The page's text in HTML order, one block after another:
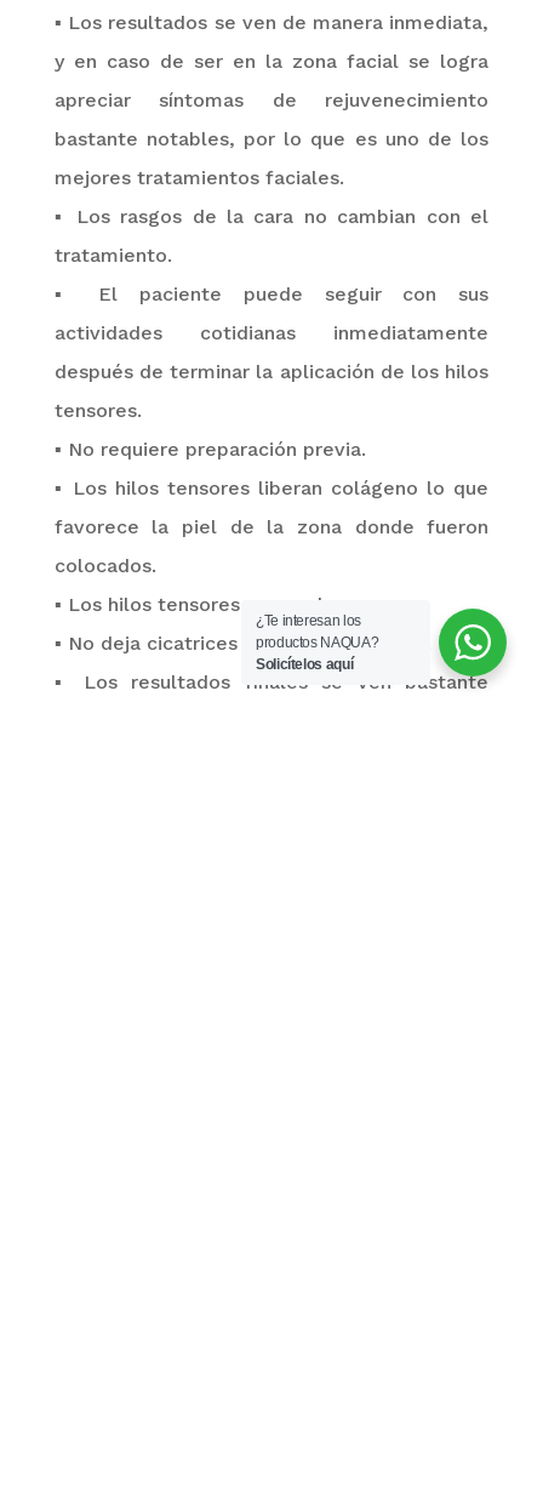
▪ Los resultados se ven de manera inmediata,
y en caso de ser en la zona facial se logra
apreciar síntomas de rejuvenecimiento
bastante notables, por lo que es uno de los
mejores tratamientos faciales.
▪
Los rasgos de la cara no cambian con el
tratamiento.
▪ El paciente puede seguir con sus
actividades cotidianas inmediatamente
después de terminar la aplicación de los hilos
tensores.
▪ No requiere preparación previa.
▪
Los hilos tensores liberan colágeno lo que
favorece la piel de la zona donde fueron
colocados.
▪ Los hilos tensores no pueden verse.
▪ No deja cicatrices ni marcas en la piel.
▪
Los resultados finales se ven bastante
¿Te interesan los
productos NAQUA?
Solicítelos aquí